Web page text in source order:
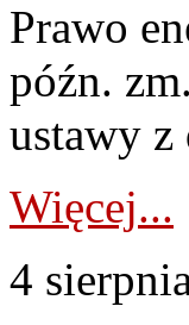
Prawo
późn.
ustawy z
Więcej...
4